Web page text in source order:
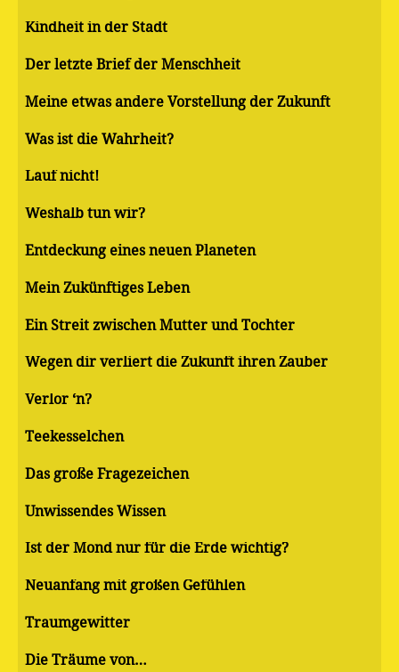
Kindheit in der Stadt
Der letzte Brief der Menschheit
Meine etwas andere Vorstellung der Zukunft
Was ist die Wahrheit?
Lauf nicht!
Weshalb tun wir?
Entdeckung eines neuen Planeten
Mein Zukünftiges Leben
Ein Streit zwischen Mutter und Tochter
Wegen dir verliert die Zukunft ihren Zauber
Verlor ‘n?
Teekesselchen
Das große Fragezeichen
Unwissendes Wissen
Ist der Mond nur für die Erde wichtig?
Neuanfang mit großen Gefühlen
Traumgewitter
Die Träume von…